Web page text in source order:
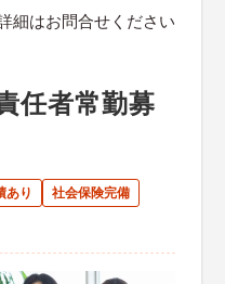
はお問合せください
任者常勤募
あり
社会保険完備